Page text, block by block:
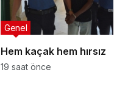
Hem kaçak hem hırsız
Genel
19 saat önce